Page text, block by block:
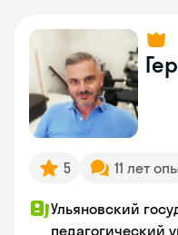
5 11 лет
Ульяновский
педагогический